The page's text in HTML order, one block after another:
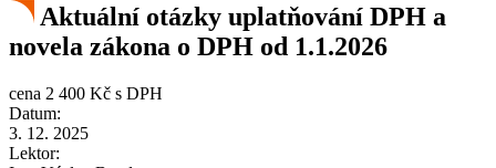
Aktuální otázky uplatňování DPH a
novela zákona o DPH od 1.1.2026
cena 2 400 Kč s DPH
Datum:
3. 12. 2025
Lektor: